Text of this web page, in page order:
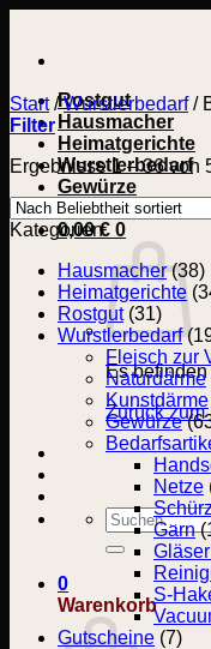
springen
Rostgut
Hausmacher
Heimatgerichte
Wurstlerbedarf
Gewürze
0,00€ 0
Es
Zurück zum
Suchen
nach:
0
Warenkorb
Start / Wurstlerbedarf /
Filter
Ergebnisse 1 – 36 von
Kategorien
Hausmacher (38)
Heimatgerichte
Rostgut (31)
Wurstlerbedarf
Fleisch zur
Naturdärme
Kunstdärme
Gewürze
Netze
Garn
S-
Gutscheine (7)